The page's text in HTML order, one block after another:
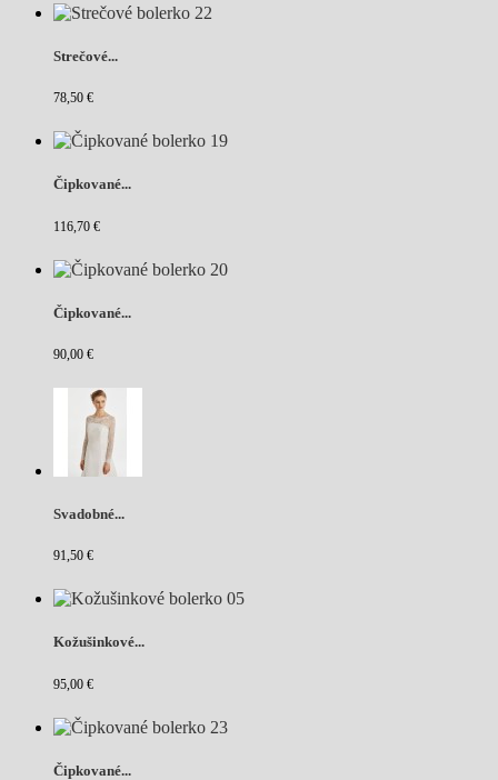
Strečové...
78,50 €
Čipkované...
116,70 €
Čipkované...
90,00 €
Svadobné...
91,50 €
Kožušinkové...
95,00 €
Čipkované...